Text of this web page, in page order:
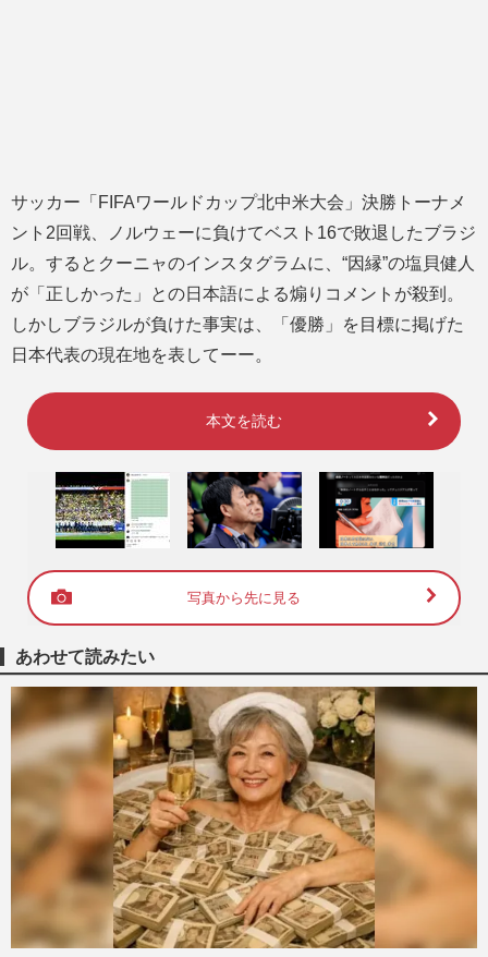
サッカー「FIFAワールドカップ北中米大会」決勝トーナメ
ント2回戦、ノルウェーに負けてベスト16で敗退したブラジ
ル。するとクーニャのインスタグラムに、“因縁”の塩貝健人
が「正しかった」との日本語による煽りコメントが殺到。
しかしブラジルが負けた事実は、「優勝」を目標に掲げた
日本代表の現在地を表してーー。
本文を読む
写真から先に見る
あわせて読みたい